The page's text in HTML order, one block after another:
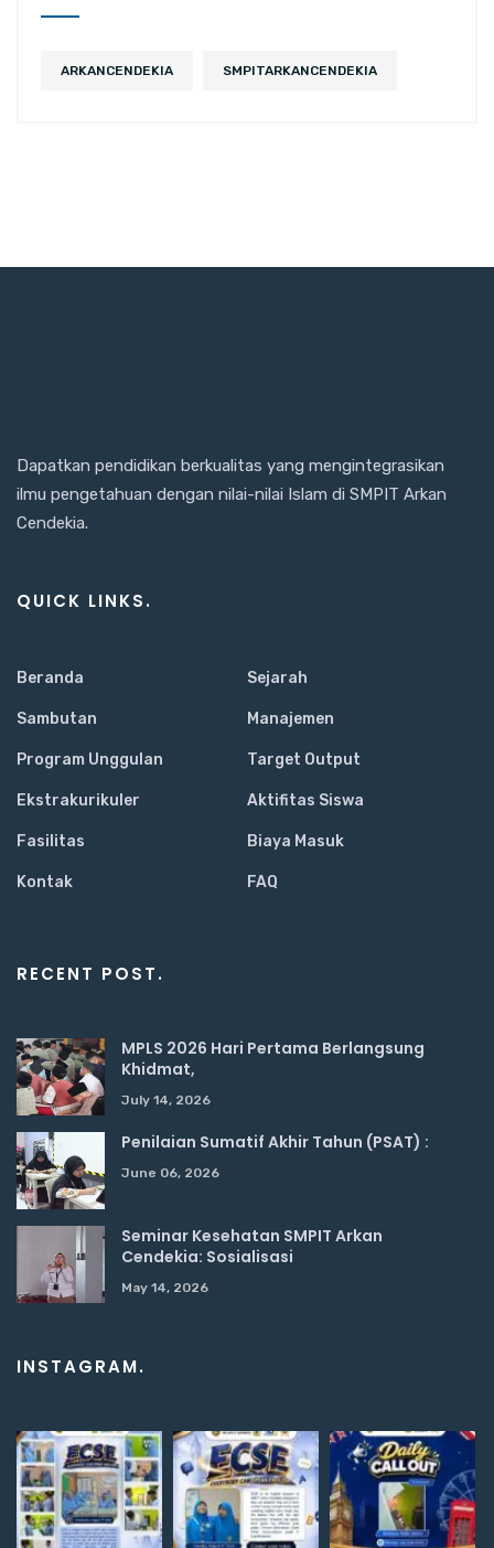
ARKANCENDEKIA SMPITARKANCENDEKIA
Dapatkan pendidikan berkualitas yang mengintegrasikan
ilmu pengetahuan dengan nilai-nilai Islam di SMPIT Arkan
Cendekia.
QUICK LINKS.
Beranda Sejarah
Sambutan Manajemen
Program Unggulan Target Output
Ekstrakurikuler Aktifitas Siswa
Fasilitas Biaya Masuk
Kontak FAQ
RECENT POST.
MPLS 2026 Hari Pertama Berlangsung
Khidmat,
July 14, 2026
Penilaian Sumatif Akhir Tahun (PSAT) :
June 06, 2026
Seminar Kesehatan SMPIT Arkan
Cendekia: Sosialisasi
May 14, 2026
INSTAGRAM.